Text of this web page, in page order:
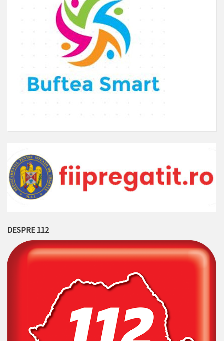
DESPRE 112